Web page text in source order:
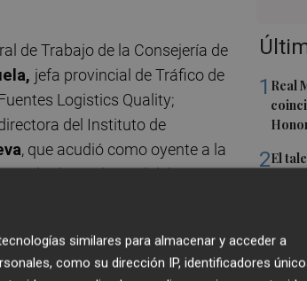
1 Real
2El
3
de Trabajo de la Consejería de
jefa provincial de Tráfico de
Logistics Quality;
del Instituto de
, que acudió como oyente a la
de moderar el debate.
similares para almacenar y acceder a
como su dirección IP, identificadores